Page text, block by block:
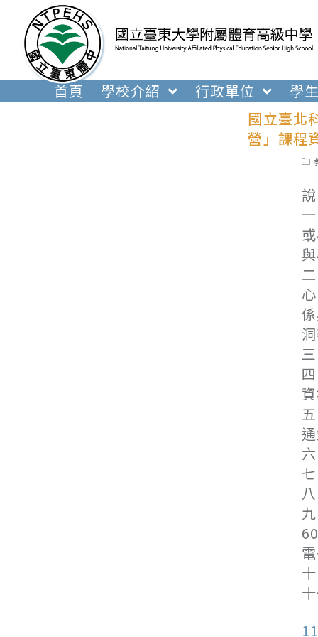
內
首頁 學校介紹 行政單位 學
國立臺北
營」課程